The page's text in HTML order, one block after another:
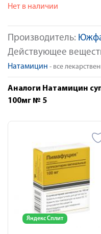
Производитель:
Действующее
Натамицин - все
Нет в наличии
Аналоги Натамицин
100мг № 5
Яндекс Сплит